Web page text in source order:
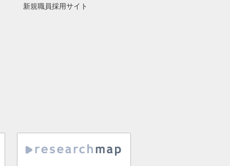
新規職員採用サイト